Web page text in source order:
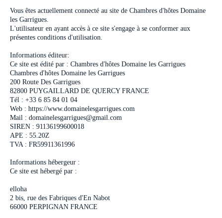
Vous êtes actuellement connecté au site de Chambres d'hôtes Domaine
les Garrigues.
L'utilisateur en ayant accès à ce site s'engage à se conformer aux
présentes conditions d'utilisation.
Informations éditeur:
Ce site est édité par : Chambres d'hôtes Domaine les Garrigues
Chambres d'hôtes Domaine les Garrigues
200 Route Des Garrigues
82800 PUYGAILLARD DE QUERCY FRANCE
Tél : +33 6 85 84 01 04
Web : https://www.domainelesgarrigues.com
Mail : domainelesgarrigues@gmail.com
SIREN : 91136199600018
APE : 55.20Z
TVA : FR59911361996
Informations hébergeur :
Ce site est hébergé par :
elloha
2 bis, rue des Fabriques d'En Nabot
66000 PERPIGNAN FRANCE